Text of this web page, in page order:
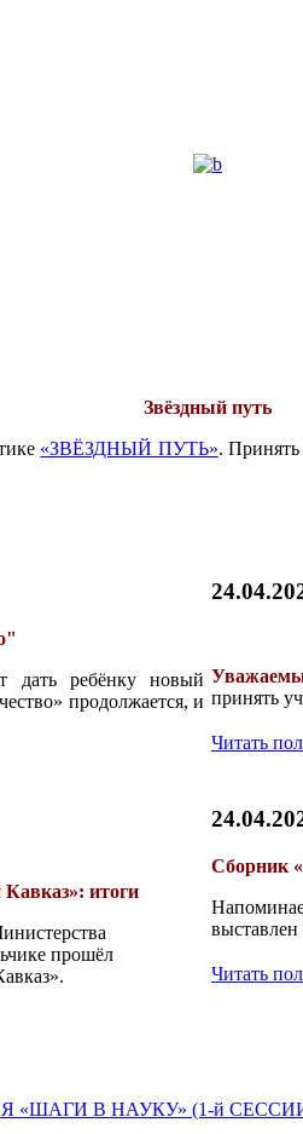
Звёздный путь
«ЗВЁЗДНЫЙ ПУТЬ».
дать ребёнку новый
продолжается, и
итоги
прошёл
принять
Читать
Сборник
Читать
«ШАГИ В НАУКУ» (1-й